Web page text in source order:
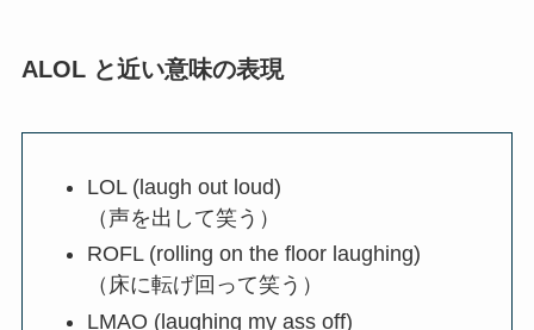
ALOL と近い意味の表現
LOL (laugh out loud)
（声を出して笑う）
ROFL (rolling on the floor laughing)
（床に転げ回って笑う）
LMAO (laughing my ass off)